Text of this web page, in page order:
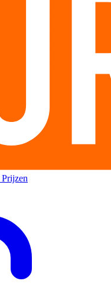
Prijzen